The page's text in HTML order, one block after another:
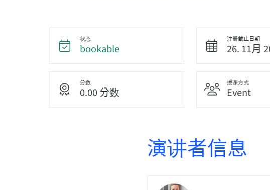
状态
bookable
注册截止日期
26. 11月
分数
0.00 分数
授课方式
Event
演讲者信息